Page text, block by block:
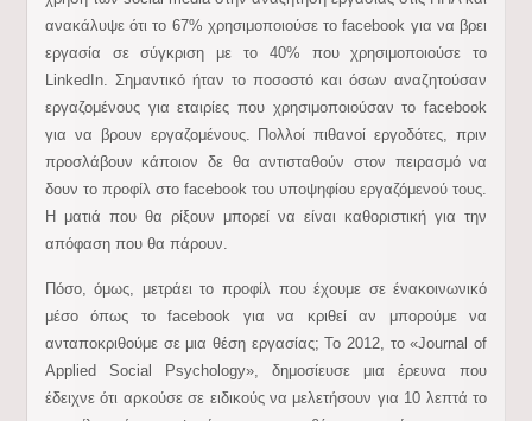
ανακάλυψε ότι το 67% χρησιμοποιούσε το facebook για να βρει
εργασία σε σύγκριση με το 40% που χρησιμοποιούσε το
LinkedIn. Σημαντικό ήταν το ποσοστό και όσων αναζητούσαν
εργαζομένους για εταιρίες που χρησιμοποιούσαν το facebook
για να βρουν εργαζομένους. Πολλοί πιθανοί εργοδότες, πριν
προσλάβουν κάποιον δε θα αντισταθούν στον πειρασμό να
δουν το προφίλ στο facebook του υποψηφίου εργαζόμενού τους.
Η ματιά που θα ρίξουν μπορεί να είναι καθοριστική για την
απόφαση που θα πάρουν.
Πόσο, όμως, μετράει το προφίλ που έχουμε σε ένακοινωνικό
μέσο όπως το facebook για να κριθεί αν μπορούμε να
ανταποκριθούμε σε μια θέση εργασίας; Το 2012, το «Journal of
Applied Social Psychology», δημοσίευσε μια έρευνα που
έδειχνε ότι αρκούσε σε ειδικούς να μελετήσουν για 10 λεπτά το